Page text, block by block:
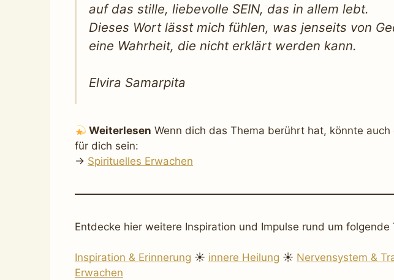
auf das stille, liebevolle SEIN, das in allem lebt.
Dieses Wort lässt mich fühlen, was jenseits von
eine Wahrheit, die nicht erklärt werden kann.
Elvira Samarpita
Weiterlesen Wenn dich das Thema berührt hat, könnte
für dich sein:
→ Spirituelles Erwachen
Entdecke hier weitere Inspiration und Impulse rund um folgende
Inspiration & Erinnerung ☀ innere Heilung ☀ Nervensystem &
Erwachen